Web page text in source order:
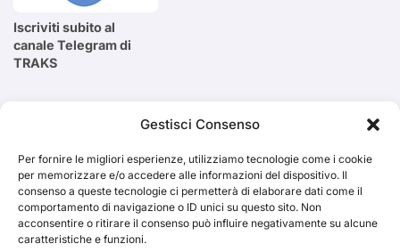
Gestisci Consenso
Per fornire le migliori esperienze, utilizziamo tecnologie come i cookie
per memorizzare e/o accedere alle informazioni del dispositivo. Il
consenso a queste tecnologie ci permetterà di elaborare dati come il
comportamento di navigazione o ID unici su questo sito. Non
acconsentire o ritirare il consenso può influire negativamente su alcune
caratteristiche e funzioni.
Iscriviti subito al
canale Telegram di
TRAKS
Cerca